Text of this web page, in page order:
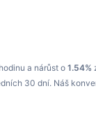
a nárůst o 1.54%
30 dní. Náš